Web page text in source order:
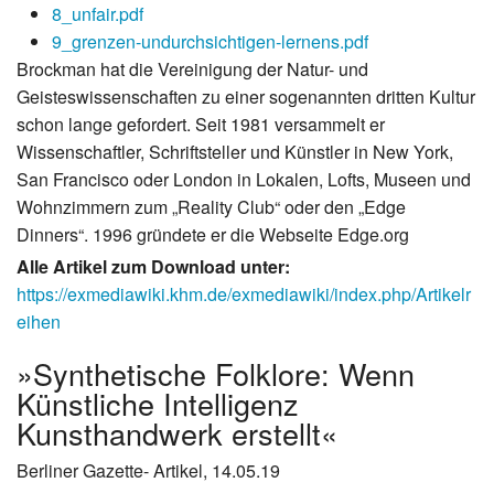
8_unfair.pdf
9_grenzen-undurchsichtigen-lernens.pdf
Brockman hat die Vereinigung der Natur- und
Geisteswissenschaften zu einer sogenannten dritten Kultur
schon lange gefordert. Seit 1981 versammelt er
Wissenschaftler, Schriftsteller und Künstler in New York,
San Francisco oder London in Lokalen, Lofts, Museen und
Wohnzimmern zum „Reality Club“ oder den „Edge
Dinners“. 1996 gründete er die Webseite Edge.org
Alle Artikel zum Download unter:
https://exmediawiki.khm.de/exmediawiki/index.php/Artikelr
eihen
»Synthetische Folklore: Wenn
Künstliche Intelligenz
Kunsthandwerk erstellt«
Berliner Gazette- Artikel, 14.05.19